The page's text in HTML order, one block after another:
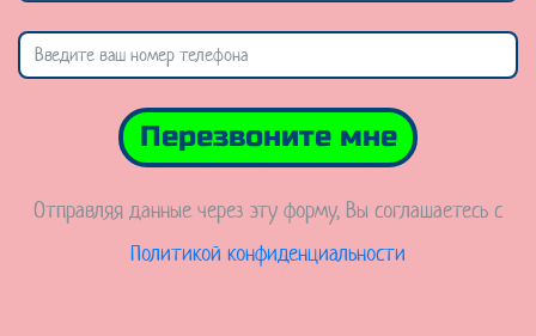
Перезвоните мне
Отправляя данные через эту форму, Вы соглашаетесь с
Политикой конфиденциальности